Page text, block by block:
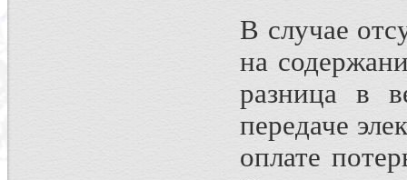
В случае
на
разница в
передаче
оплате